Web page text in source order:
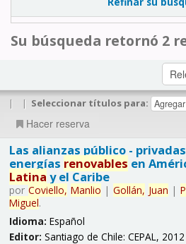
Su búsqueda retornó 2
| | Seleccionar títulos para:
Hacer reserva
Las alianzas público -
energías renovables en
Latina y el Caribe
por Coviello, Manlio | Gollán, Juan |
Miguel.
Idioma: Español
Editor: Santiago de Chile: CEPAL, 2012